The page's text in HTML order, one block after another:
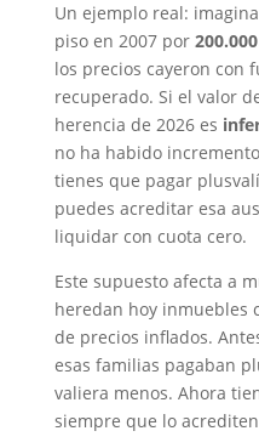
Un ejemplo real:
piso en 2007 por
los precios cayeron con
recuperado. Si el valor
herencia de 2026 es
no ha habido
tienes que pagar
puedes acreditar esa
liquidar con cuota cero.
Este supuesto afecta a
heredan hoy inmuebles
de precios inflados.
esas familias pagaban
valiera menos. Ahora
siempre que lo